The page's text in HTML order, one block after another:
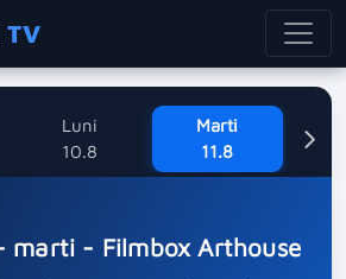
TV
Luni
10.8
Marti
11.8
marti - Filmbox Arthouse